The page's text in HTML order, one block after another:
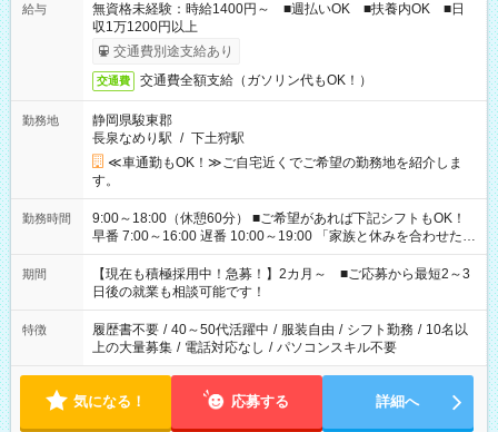
給与
無資格未経験：時給1400円～ ■週払いOK ■扶養内OK ■日
収1万1200円以上
交通費別途支給あり
交通費 交通費全額支給（ガソリン代もOK！）
勤務地
静岡県駿東郡
長泉なめり駅 / 下土狩駅
≪車通勤もOK！≫ご自宅近くでご希望の勤務地を紹介しま
す。
勤務時間
9:00～18:00（休憩60分） ■ご希望があれば下記シフトもOK！
早番 7:00～16:00 遅番 10:00～19:00 「家族と休みを合わせた
い」 「余裕を持って夕飯の準備がしたい」 「できれば残業はし
たくない」 など、ご希望を教えてくださいね。 ※Wワーク希望
の方へ 今ご覧のお仕事で希望する勤務時間と、もう1つのお仕事
の勤務時間。 合計で週40時間を超える場合は応募できません。
期間
【現在も積極採用中！急募！】2カ月～ ■ご応募から最短2～3
日後の就業も相談可能です！
特徴 履歴書不要 / 40～50代活躍中 / 服装自由 / シフト勤務 / 10名以
上の大量募集 / 電話対応なし / パソコンスキル不要
気になる！ 応募する 詳細へ